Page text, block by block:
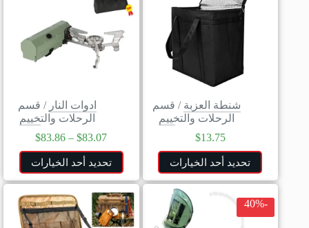
شنطة العزبة / قسم
الرحلات والتخييم
$13.75
تحديد أحد الخيارات
ادوات النار / قسم
الرحلات والتخييم
$83.07
–
$83.86
تحديد أحد الخيارات
-40%